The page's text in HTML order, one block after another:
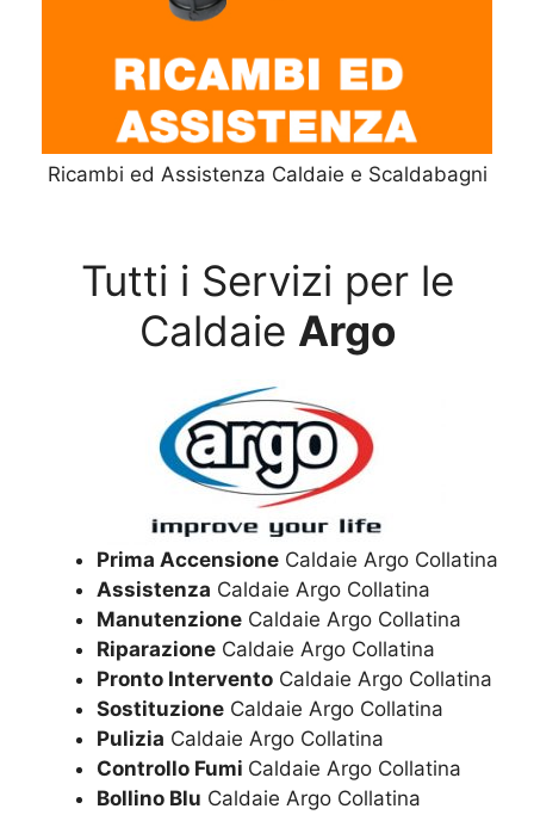
Ricambi ed Assistenza Caldaie e Scaldabagni
Tutti i Servizi per le
Caldaie Argo
Prima Accensione Caldaie Argo Collatina
Assistenza Caldaie Argo Collatina
Manutenzione Caldaie Argo Collatina
Riparazione Caldaie Argo Collatina
Pronto Intervento Caldaie Argo Collatina
Sostituzione Caldaie Argo Collatina
Pulizia Caldaie Argo Collatina
Controllo Fumi Caldaie Argo Collatina
Bollino Blu Caldaie Argo Collatina